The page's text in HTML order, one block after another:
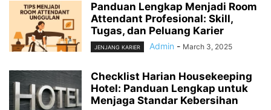
Panduan Lengkap Menjadi Room
Attendant Profesional: Skill,
Tugas, dan Peluang Karier
JENJANG KARIER Admin - March 3, 2025
Checklist Harian Housekeeping
Hotel: Panduan Lengkap untuk
Menjaga Standar Kebersihan